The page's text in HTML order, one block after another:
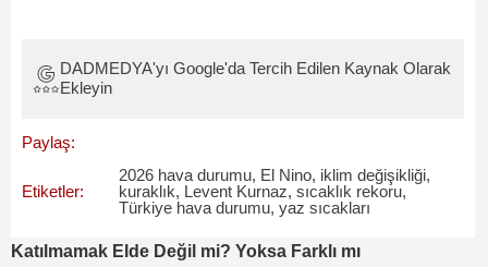
DADMEDYA'yı Google'da Tercih Edilen Kaynak Olarak
Ekleyin
Paylaş:
Etiketler:
2026 hava durumu, El Nino, iklim değişikliği,
kuraklık, Levent Kurnaz,sıcaklık rekoru,
Türkiye hava durumu,yaz sıcakları
Katılmamak Elde Değil mi? Yoksa Farklı mı